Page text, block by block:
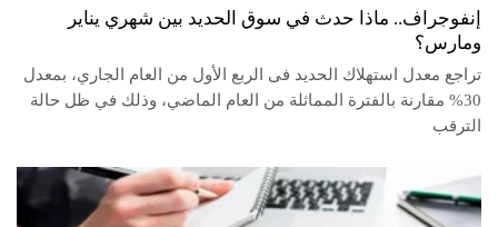
إنفوجراف.. ماذا حدث في سوق الحديد بين شهري يناير
ومارس؟
تراجع معدل استهلاك الحديد فى الربع الأول من العام الجاري، بمعدل
30% مقارنة بالفترة المماثلة من العام الماضي، وذلك في ظل حالة
الترقب